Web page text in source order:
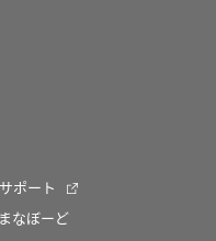
ポート
なぼーど